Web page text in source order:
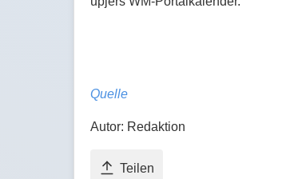
Quelle
Autor: Redaktion
Teilen